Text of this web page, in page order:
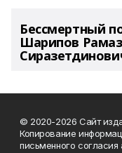
Бессмертный
Шарипов
© 2020-2026 Сайт
Копирование
письменного